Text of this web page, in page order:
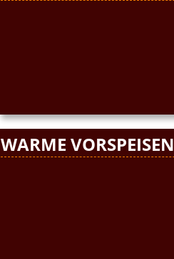
WARME VORSPEISEN